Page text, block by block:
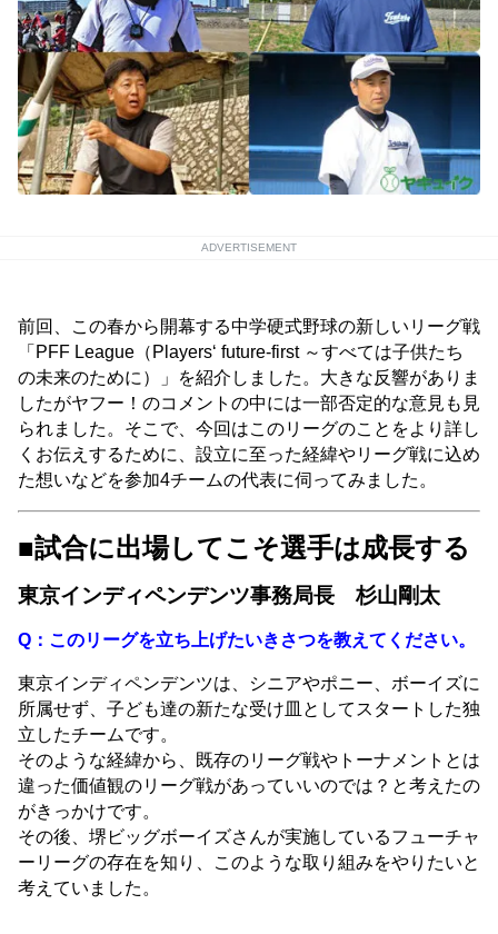
ADVERTISEMENT
前回、この春から開幕する中学硬式野球の新しいリーグ戦
「PFF League（Players‘ future-first ～すべては子供たち
の未来のために）」を紹介しました。大きな反響がありま
したがヤフー！のコメントの中には一部否定的な意見も見
られました。そこで、今回はこのリーグのことをより詳し
くお伝えするために、設立に至った経緯やリーグ戦に込め
た想いなどを参加4チームの代表に伺ってみました。
■試合に出場してこそ選手は成長する
東京インディペンデンツ事務局長 杉山剛太
Q：このリーグを立ち上げたいきさつを教えてください。
東京インディペンデンツは、シニアやポニー、ボーイズに
所属せず、子ども達の新たな受け皿としてスタートした独
立したチームです。
そのような経緯から、既存のリーグ戦やトーナメントとは
違った価値観のリーグ戦があっていいのでは？と考えたの
がきっかけです。
その後、堺ビッグボーイズさんが実施しているフューチャ
ーリーグの存在を知り、このような取り組みをやりたいと
考えていました。